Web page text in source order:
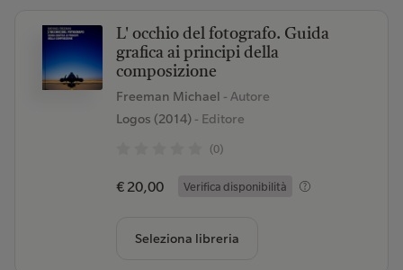
L' occhio del fotografo. Guida
grafica ai principi della
composizione
Freeman Michael - Autore
Logos (2014)- Editore
(0)
€ 20,00 Verifica disponibilità
Seleziona libreria